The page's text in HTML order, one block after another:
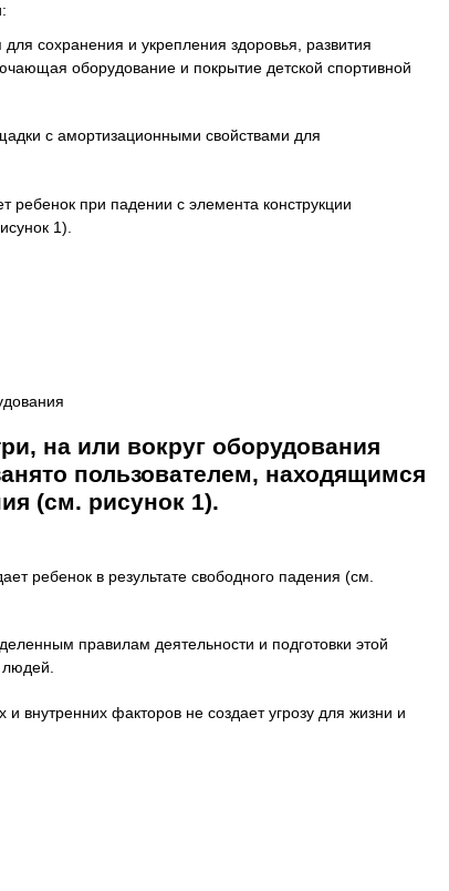
сохранения и укрепления здоровья, развития
оборудование и покрытие детской спортивной
с амортизационными свойствами для
ребенок при падении с элемента конструкции
1).
на или вокруг оборудования
пользователем, находящимся
(см. рисунок 1).
ребенок в результате свободного падения (см.
правилам деятельности и подготовки этой
внутренних факторов не создает угрозу для жизни и